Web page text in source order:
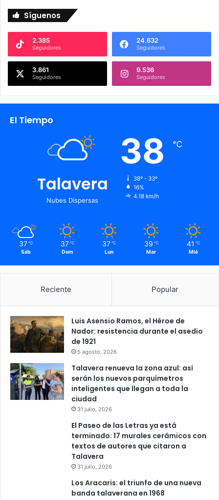
Síguenos
2.385
Seguidores
24.632
Seguidores
3.861
Seguidores
9.536
Seguidores
El Tiempo
Talavera
Nubes Dispersas
38 ℃
38º - 33º
16%
4.18 km/h
37 ℃
Sáb
37 ℃
Dom
37 ℃
Lun
39 ℃
Mar
41 ℃
Mié
Reciente Popular
Luis Asensio Ramos, el Héroe de
Nador: resistencia durante el asedio
de 1921
5 agosto, 2026
Talavera renueva la zona azul: así
serán los nuevos parquímetros
inteligentes que llegan a toda la
ciudad
31 julio, 2026
El Paseo de las Letras ya está
terminado: 17 murales cerámicos con
textos de autores que citaron a
Talavera
31 julio, 2026
Los Aracaris: el triunfo de una nueva
banda talaverana en 1968